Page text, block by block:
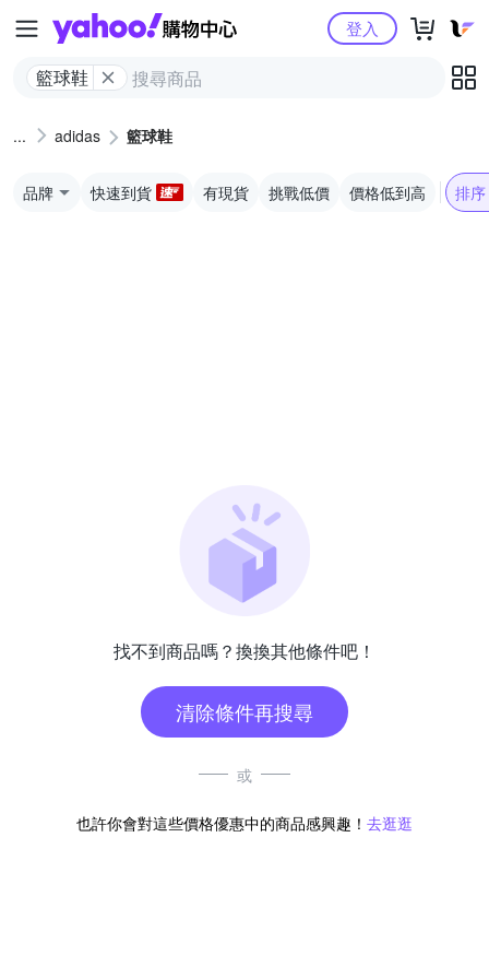
Yahoo購物中心
籃球鞋
登入
adidas 籃球鞋
品牌 快速到貨 有現貨 挑戰低價 價格低到高 排序
找不到商品嗎？換換其他條件吧！
清除條件再搜尋
或
也許你會對這些價格優惠中的商品感興趣！ 去逛逛